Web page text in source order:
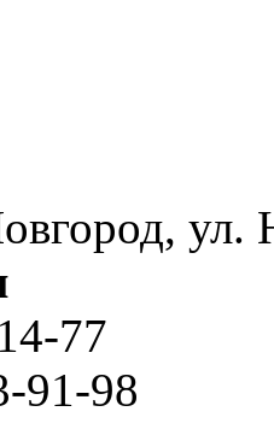
ул.
77
91-98